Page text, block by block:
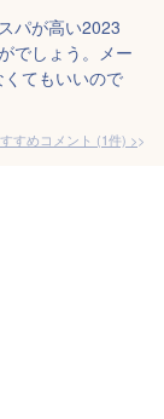
パが高い2023
でしょう。メー
てもいいので
すめコメント (1件) >